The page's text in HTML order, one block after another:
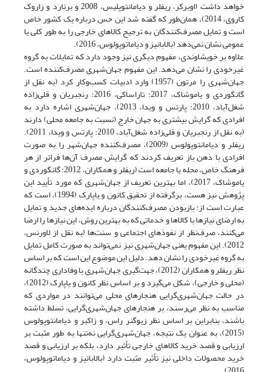
خواهد داشت (اوبرکر، ریفلر و دیامانتوپلیس، 2008 و برنارد و زاروک
کاروی، 2014)، همان‌طور که گفته شد این حس درباره یک کشور خاص
است و تمایل مصرف‌کنندگان به ترجیح کالاهای خارجی را به طور کلی یا
عمومی نشان نمی‌دهد (بالابانیز و دیاماتوپولوس، 2016).
علاوه بر خویشاوندی، مفهوم دیگری نیز وجود دارد که تمایلات به گروه
غیرخودی را نشان می‌دهد. این مفهوم جهان‌شهری مصرف‌کننده است.
جهان‌شهری را مرتون (1957) وارد ادبیات کسب‌وکار کرد (به نقل از
گانگوردی و یاموشاک، 2017؛ تاراساکی، 2016؛ رنجبریان و قلی‌زاده
شغل‌آباد، 2010؛ پارتس و ویدا، 2013)، جهان‌شهری اشاره دارد به
افرادی که گرایش بیشتری به جهان خارج (نسبت به جامعه محلی) دارند
(به نقل از رنجبریان و قلی‌زاده شغل‌آباد، 2010؛ پارتس و ویدا، 2011).
ریفلر و دیامانتوپولوس (2009)، مصرف‌کننده جهان‌شهر را به صورت
افرادی با ذهن باز تعریف کردند که گرایش مصرف آن‌ها فراتر از هر
فرهنگ خاص، محله یا جامعه است (ریفلر و همکاران، 2012؛ گانگوردی و
یاموشاک، 2017)، اما بهترین تعریف از جهان‌شهری که مورد تأیید این
پژوهش نیز هست، برگرفته از تحقیق کانون و یاپارک (1994)، است که
عبارت است از: بازبودن مصرف‌کنندگان درباره ایده‌های جدید و تمایل
به ارضای نیازها با کالاها و خدماتی که به بهترین روش، این نیازها را ارضا
می‌کنند، صرف‌نظر از نفوذهای اجتماعی و سنت‌ها (به نقل از لاورنس،
2012). این مفهوم یعنی جهان‌شهری نیز نمی‌تواند به صورت کامل تمایل
به گروه غیرخودی را نشان دهد. دلیل این موضوع این است که بر اساس
نظر ریفلر و همکاران (2012)، جهت‌گیری جهان‌شهری با وفاداری چندگانه
(محلی و خارجی)، شکل می‌گیرد و بر اساس نظر کانون و یاپارک (2012)،
در حالت جهان‌شهری‌گرایی هنجارهای محلی می‌توانند در مواردی که
مناسب به نظر می‌رسند، بر هنجارهای جهان‌شهری‌گرایی، تسلط داشته
باشند، بنابراین بر اساس نظر زیوگنر راس، و زاکبر و دیامانتوپولوس
(2015)، به عنوان یک نتیجه، جهان‌شهری‌گرایی نه‌تنها به طور مثبت بر
ارزیابی و قصد خرید کالاهای خارجی تأثیر دارد، بلکه بر ارزیابی و قصد
خرید محصولات داخلی نیز تأثیر مثبت دارد (بالابانیز و دیاماتوپولوس،